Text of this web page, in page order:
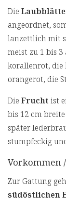
Die
angeordnet,
lanzettlich mit
meist zu 1 bis 3
korallenrot, die
orangerot, die
Die Frucht ist
bis 12 cm
später
stumpfeckig
Vorkommen
Zur Gattung
südöstlichen